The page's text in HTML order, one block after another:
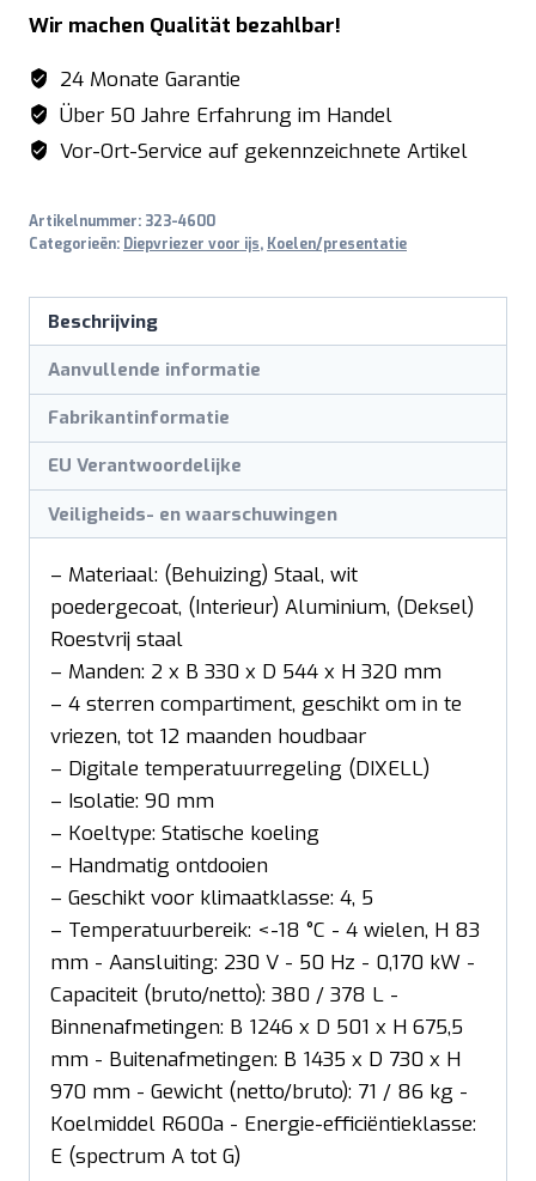
Wir machen Qualität bezahlbar!
24 Monate Garantie
Über 50 Jahre Erfahrung im Handel
Vor-Ort-Service auf gekennzeichnete Artikel
Artikelnummer: 323-4600
Categorieën: Diepvriezer voor ijs, Koelen/presentatie
Beschrijving
Aanvullende informatie
Fabrikantinformatie
EU Verantwoordelijke
Veiligheids- en waarschuwingen
– Materiaal: (Behuizing) Staal, wit
poedergecoat, (Interieur) Aluminium, (Deksel)
Roestvrij staal
– Manden: 2 x B 330 x D 544 x H 320 mm
– 4 sterren compartiment, geschikt om in te
vriezen, tot 12 maanden houdbaar
– Digitale temperatuurregeling (DIXELL)
– Isolatie: 90 mm
– Koeltype: Statische koeling
– Handmatig ontdooien
– Geschikt voor klimaatklasse: 4, 5
– Temperatuurbereik: <-18 °C - 4 wielen, H 83
mm - Aansluiting: 230 V - 50 Hz - 0,170 kW -
Capaciteit (bruto/netto): 380 / 378 L -
Binnenafmetingen: B 1246 x D 501 x H 675,5
mm - Buitenafmetingen: B 1435 x D 730 x H
970 mm - Gewicht (netto/bruto): 71 / 86 kg -
Koelmiddel R600a - Energie-efficiëntieklasse:
E (spectrum A tot G)